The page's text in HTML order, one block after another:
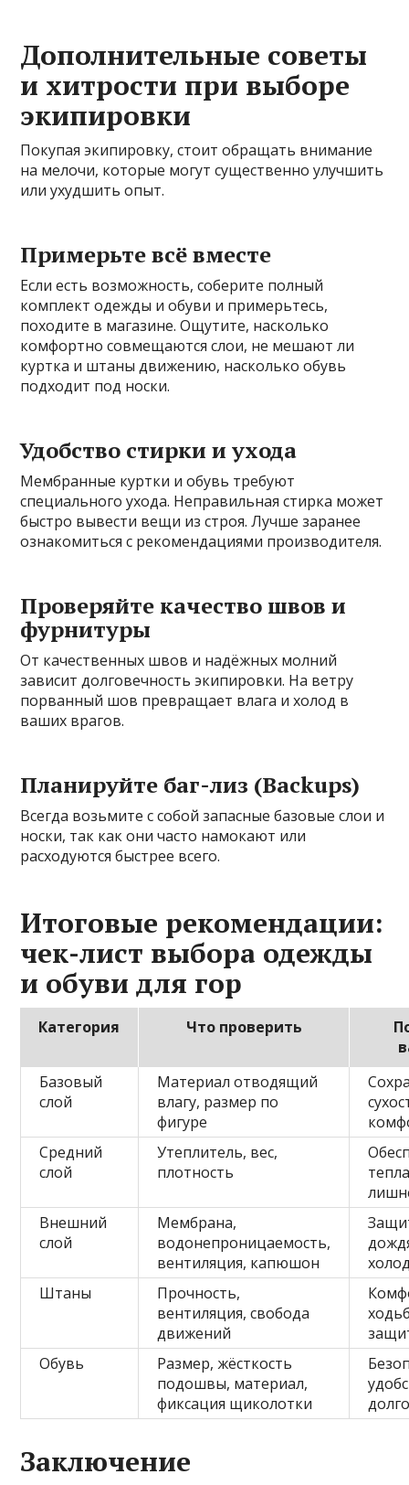
Дополнительные советы
и хитрости при выборе
экипировки
Покупая экипировку, стоит обращать внимание
на мелочи, которые могут существенно улучшить
или ухудшить опыт.
Примерьте всё вместе
Если есть возможность, соберите полный
комплект одежды и обуви и примерьтесь,
походите в магазине. Ощутите, насколько
комфортно совмещаются слои, не мешают ли
куртка и штаны движению, насколько обувь
подходит под носки.
Удобство стирки и ухода
Мембранные куртки и обувь требуют
специального ухода. Неправильная стирка может
быстро вывести вещи из строя. Лучше заранее
ознакомиться с рекомендациями производителя.
Проверяйте качество швов и
фурнитуры
От качественных швов и надёжных молний
зависит долговечность экипировки. На ветру
порванный шов превращает влага и холод в
ваших врагов.
Планируйте баг-лиз (Backups)
Всегда возьмите с собой запасные базовые слои и
носки, так как они часто намокают или
расходуются быстрее всего.
Итоговые рекомендации:
чек-лист выбора одежды
и обуви для гор
Категория Что проверить
Базовый
слой
Материал отводящий
влагу, размер по
фигуре
Средний
слой
Утеплитель, вес,
плотность
Внешний
слой
Мембрана,
водонепроницаемость,
вентиляция, капюшон
Штаны
Прочность,
вентиляция, свобода
движений
Обувь
Размер, жёсткость
подошвы, материал,
фиксация щиколотки
Заключение